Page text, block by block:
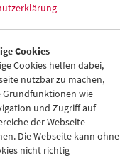
Mo 30.3.
Di 31.3.
Mi 1.4.
Do 2.4.
Cookies
Cookies helfen dabei,
nutzbar zu machen,
Grundfunktionen wie
und Zugriff auf
der Webseite
Die Webseite kann ohne
nicht richtig